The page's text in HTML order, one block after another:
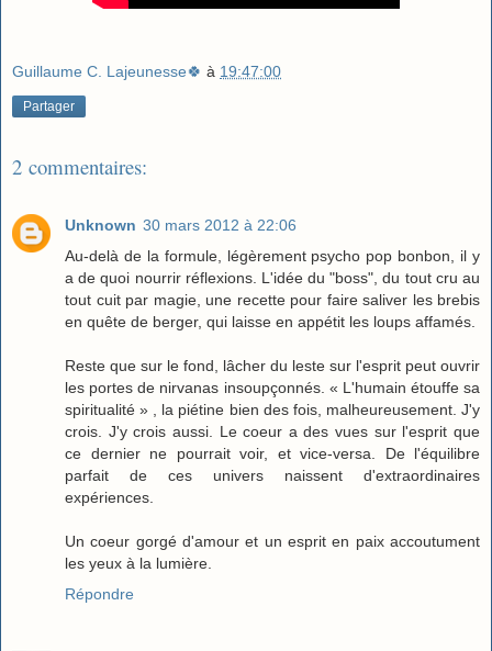
Guillaume C. Lajeunesse🍀 à 19:47:00
Partager
2 commentaires:
Unknown 30 mars 2012 à 22:06
Au-delà de la formule, légèrement psycho pop bonbon, il y
a de quoi nourrir réflexions. L'idée du "boss", du tout cru au
tout cuit par magie, une recette pour faire saliver les brebis
en quête de berger, qui laisse en appétit les loups affamés.
Reste que sur le fond, lâcher du leste sur l'esprit peut ouvrir
les portes de nirvanas insoupçonnés. « L'humain étouffe sa
spiritualité » , la piétine bien des fois, malheureusement. J'y
crois. J'y crois aussi. Le coeur a des vues sur l'esprit que
ce dernier ne pourrait voir, et vice-versa. De l'équilibre
parfait de ces univers naissent d'extraordinaires
expériences.
Un coeur gorgé d'amour et un esprit en paix accoutument
les yeux à la lumière.
Répondre